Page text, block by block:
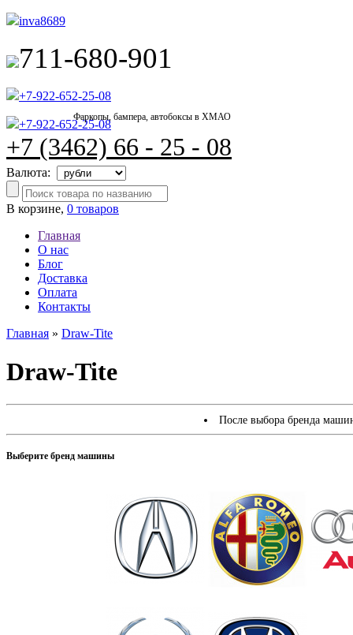
Фаркопы, бампера, автобоксы в ХМАО
inva8689
711-680-901
+7-922-652-25-08
+7-922-652-25-08
+7 (3462) 66 - 25 - 08
Валюта:
В корзине, 0 товаров
Главная
О нас
Блог
Доставка
Оплата
Контакты
Главная » Draw-Tite
Draw-Tite
После выбора бренда
Выберите бренд машины